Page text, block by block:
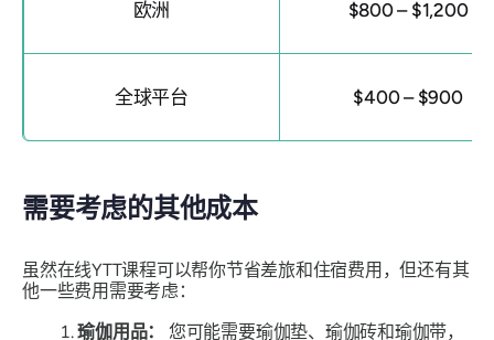
欧洲 $800 – $1,200
全球平台 $400 – $900
需要考虑的其他成本
虽然在线YTT课程可以帮你节省差旅和住宿费用，但还有其
他一些费用需要考虑：
瑜伽用品：
您可能需要瑜伽垫、瑜伽砖和瑜伽带，